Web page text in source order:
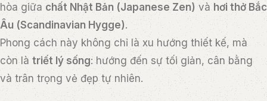
hòa giữachất Nhật Bản (Japanese Zen) vàhơi thở Bắc
Âu (Scandinavian Hygge).
Phong cách này không chỉ là xu hướng thiết kế, mà
còn là triết lý sống: hướng đến sự tối giản, cân bằng
và trân trọng vẻ đẹp tự nhiên.